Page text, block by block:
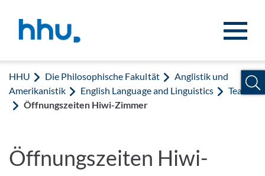
HHU Die Philosophische Fakultät
Anglistik und
Amerikanistik
English Language and Linguistics
Team
Öffnungszeiten Hiwi-Zimmer
Öffnungszeiten Hiwi-